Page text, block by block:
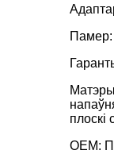
Памер:
плоскі
OEM: